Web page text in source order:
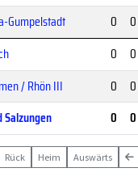
Gumpelstadt
0 0
0 0
/ Rhön III
0 0
Salzungen
0 0
Rück Heim Auswärts